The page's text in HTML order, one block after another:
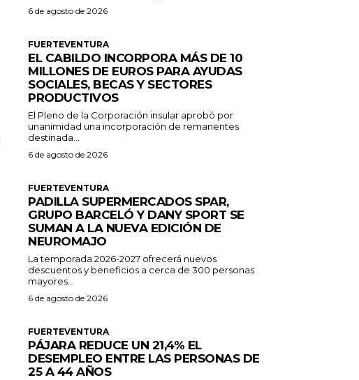
6 de agosto de 2026
FUERTEVENTURA
EL CABILDO INCORPORA MÁS DE 10
MILLONES DE EUROS PARA AYUDAS
SOCIALES, BECAS Y SECTORES
PRODUCTIVOS
El Pleno de la Corporación insular aprobó por
unanimidad una incorporación de remanentes
destinada...
6 de agosto de 2026
FUERTEVENTURA
PADILLA SUPERMERCADOS SPAR,
GRUPO BARCELÓ Y DANY SPORT SE
SUMAN A LA NUEVA EDICIÓN DE
NEUROMAJO
La temporada 2026-2027 ofrecerá nuevos
descuentos y beneficios a cerca de 300 personas
mayores...
6 de agosto de 2026
FUERTEVENTURA
PÁJARA REDUCE UN 21,4% EL
DESEMPLEO ENTRE LAS PERSONAS DE
25 A 44 AÑOS